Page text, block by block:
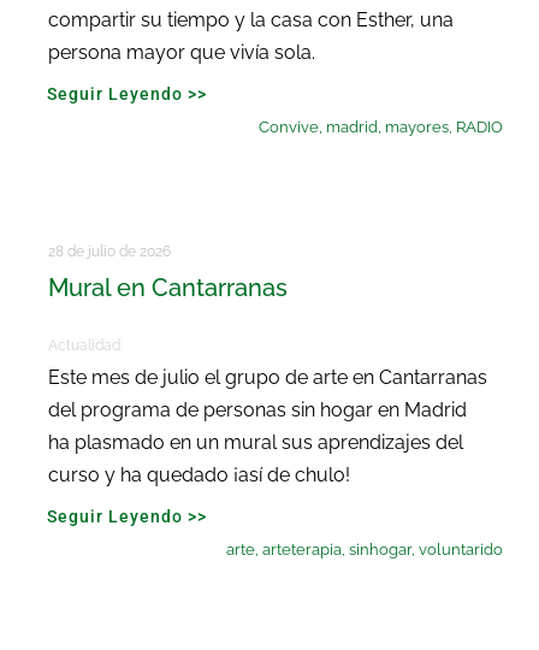
compartir su tiempo y la casa con Esther, una
persona mayor que vivía sola.
Seguir Leyendo >>
Convive madrid mayores RADIO
28 de julio de 2026
Mural en Cantarranas
Actualidad
Este mes de julio el grupo de arte en Cantarranas
del programa de personas sin hogar en Madrid
ha plasmado en un mural sus aprendizajes del
curso y ha quedado ¡así de chulo!
Seguir Leyendo >>
arte,arteterapia,sinhogar,voluntarido